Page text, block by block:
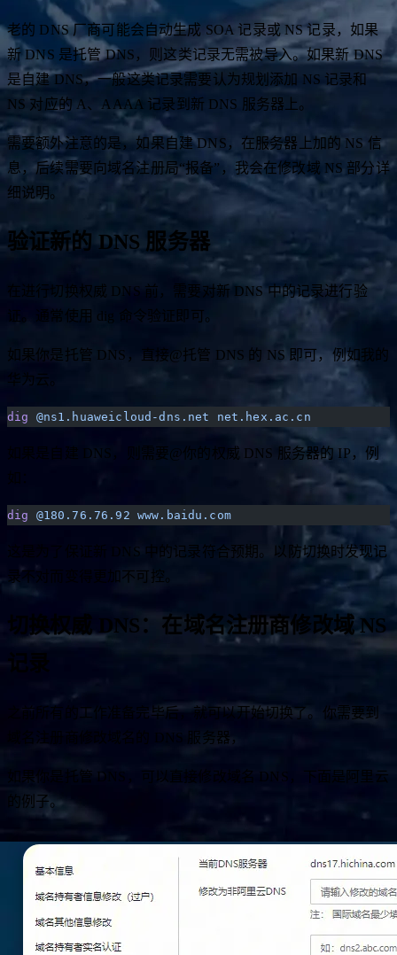
老的 DNS 厂商可能会自动生成 SOA 记录或 NS 记录，如果
新 DNS 是托管 DNS，则这类记录无需被导入。如果新 DNS
是自建 DNS，一般这类记录需要认为规划添加 NS 记录和
NS 对应的 A、AAAA 记录到新 DNS 服务器上。
需要额外注意的是，如果自建 DNS，在服务器上加的 NS 信
息，后续需要向域名注册局“报备”，我会在修改域 NS 部分详
细说明。
验证新的 DNS 服务器
在进行切换权威 DNS 前，需要对新 DNS 中的记录进行验
证。通常使用 dig 命令验证即可。
如果你是托管 DNS，直接@托管 DNS 的 NS 即可，例如我的
华为云。
dig @ns1.huaweicloud-dns.net net.hex.ac.cn
如果是自建 DNS，则需要@你的权威 DNS 服务器的 IP，例
dig @180.76.76.92 www.baidu.com
这是为了保证新 DNS 中的记录符合预期。以防切换时发现记
录不对而变得更加不可控。
切换权威 DNS：在域名注册商修改域 NS
记录
之前所有的工作准备完毕后，就可以开始切换了。你需要到
域名注册商修改域名的 DNS 服务器，
如果你是托管 DNS，可以直接修改域名 DNS，下面是阿里云
的例子。